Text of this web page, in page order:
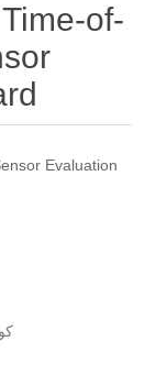
of-
Evaluation